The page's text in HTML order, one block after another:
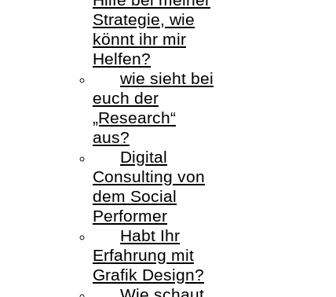
Strategie, wie
könnt ihr mir
Helfen?
wie sieht bei
euch der
„Research“
aus?
Digital
Consulting von
dem Social
Performer
Habt Ihr
Erfahrung mit
Grafik Design?